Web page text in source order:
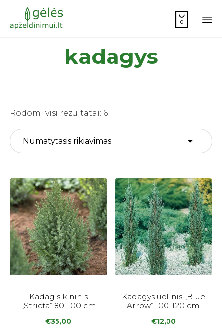

0
kadagys
Rodomi visi rezultatai: 6
Kadagis kininis
„Stricta” 80-100 cm
€35,00
Kadagys uolinis „Blue
Arrow” 100-120 cm.
€12,00